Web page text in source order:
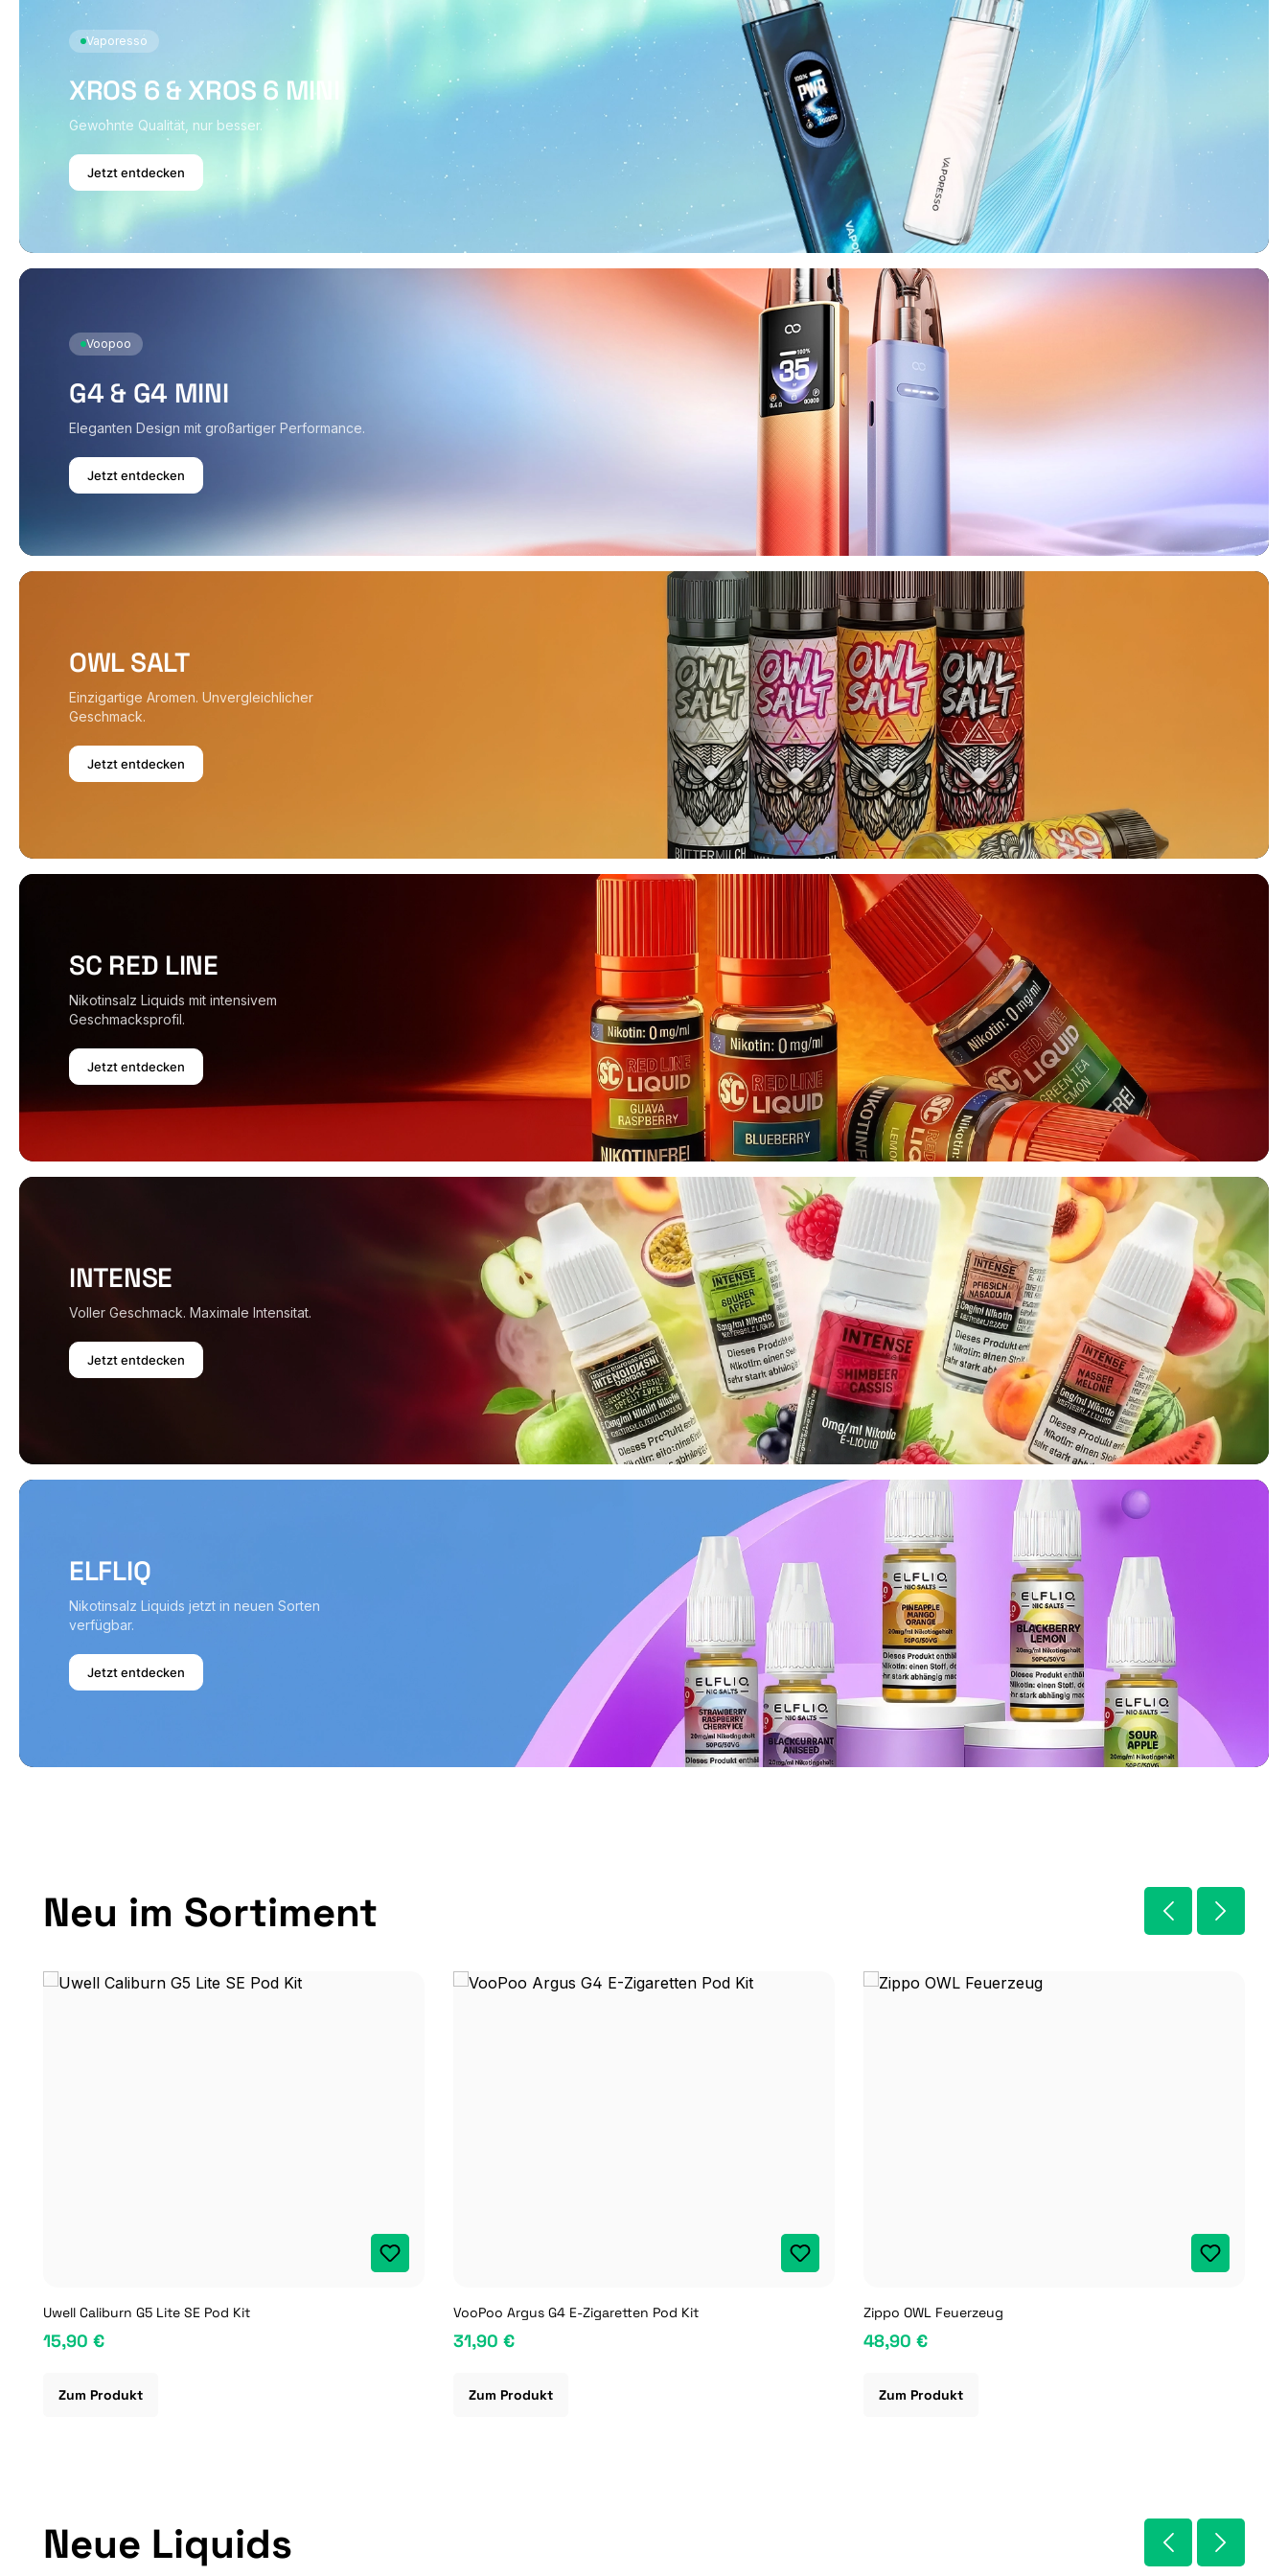
Vaporesso
XROS 6 & XROS 6 MINI
Gewohnte Qualität, nur besser.
Jetzt entdecken
Voopoo
G4 & G4 MINI
Eleganten Design mit großartiger Performance.
Jetzt entdecken
OWL SALT
Einzigartige Aromen. Unvergleichlicher
Geschmack.
Jetzt entdecken
SC RED LINE
Nikotinsalz Liquids mit intensivem
Geschmacksprofil.
Jetzt entdecken
INTENSE
Voller Geschmack. Maximale Intensitat.
Jetzt entdecken
ELFLIQ
Nikotinsalz Liquids jetzt in neuen Sorten
verfügbar.
Jetzt entdecken
Neu im Sortiment
Uwell Caliburn G5 Lite SE Pod Kit
15,90 €
Zum Produkt
VooPoo Argus G4 E-Zigaretten Pod Kit
31,90 €
Zum Produkt
Zippo OWL Feuerzeug
48,90 €
Zum Produkt
Neue Liquids